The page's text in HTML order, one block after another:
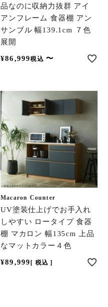
品なのに収納力抜群 アイ
アンフレーム 食器棚 アン
サンブル 幅139.1cm ７色
展開
¥86,999税込 〜
Macaron Counter
UV塗装仕上げでお手入れ
しやすい ロータイプ 食器
棚 マカロン 幅135cm 上品
なマットカラー４色
¥89,999 税込